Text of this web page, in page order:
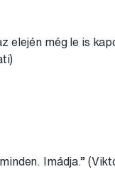
elején még le is
Imádja.”